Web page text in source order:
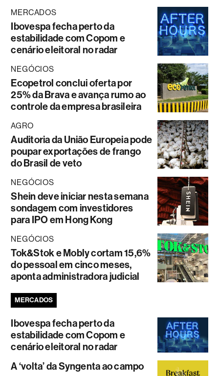
MERCADOS
Ibovespa fecha perto da
estabilidade com Copom e
cenário eleitoral no radar
NEGÓCIOS
Ecopetrol conclui oferta por
25% da Brava e avança rumo ao
controle da empresa brasileira
AGRO
Auditoria da União Europeia pode
poupar exportações de frango
do Brasil de veto
NEGÓCIOS
Shein deve iniciar nesta semana
sondagem com investidores
para IPO em Hong Kong
NEGÓCIOS
Tok&Stok e Mobly cortam 15,6%
do pessoal em cinco meses,
aponta administradora judicial
MERCADOS
Ibovespa fecha perto da
estabilidade com Copom e
cenário eleitoral no radar
A ‘volta’ da Syngenta ao campo